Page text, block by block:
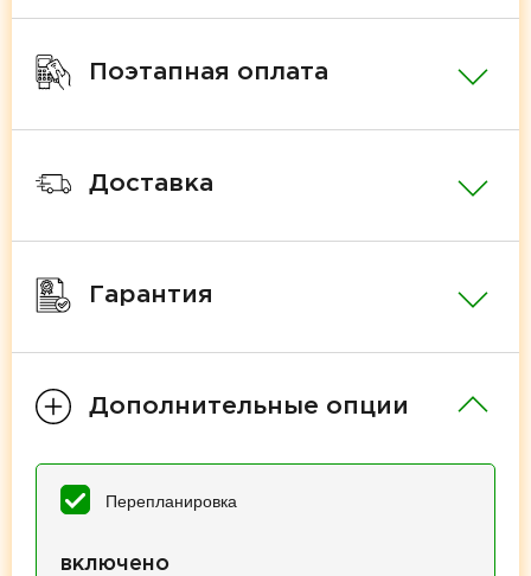
Поэтапная оплата
Доставка
Гарантия
Дополнительные опции
Перепланировка
включено